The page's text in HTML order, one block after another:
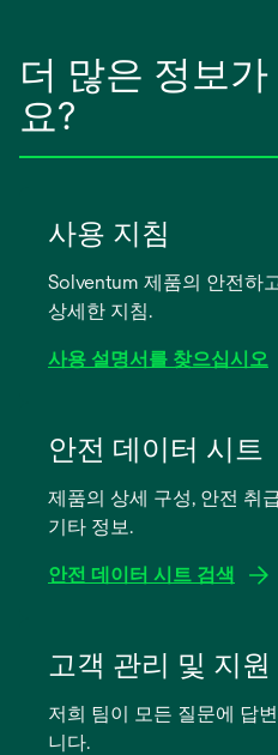
더 많은 정보
요?
사용 지침
Solventum 제품의 안전하
상세한 지침.
사용 설명서를 찾으십시오
안전 데이터 시트
제품의 상세 구성, 안전 취
기타 정보.
안전 데이터 시트 검색
고객 관리 및 지원
저희 팀이 모든 질문에 답
니다.